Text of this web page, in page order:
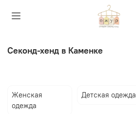
Секонд-хенд в Каменке
Женская
одежда
Детская одежда